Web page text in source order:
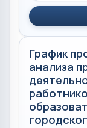
График
анализа